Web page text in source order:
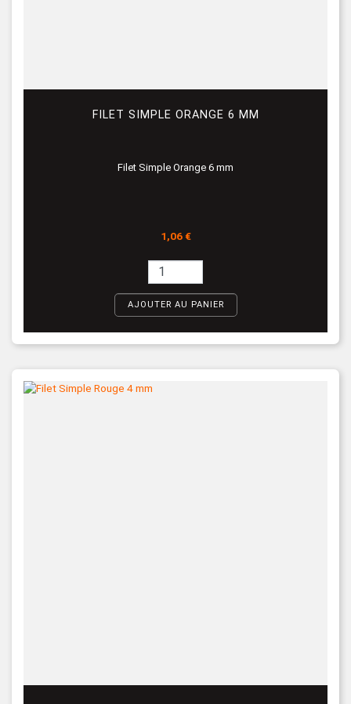
FILET SIMPLE ORANGE 6 MM
Filet Simple Orange 6 mm
Prix
1,06 €
AJOUTER AU PANIER